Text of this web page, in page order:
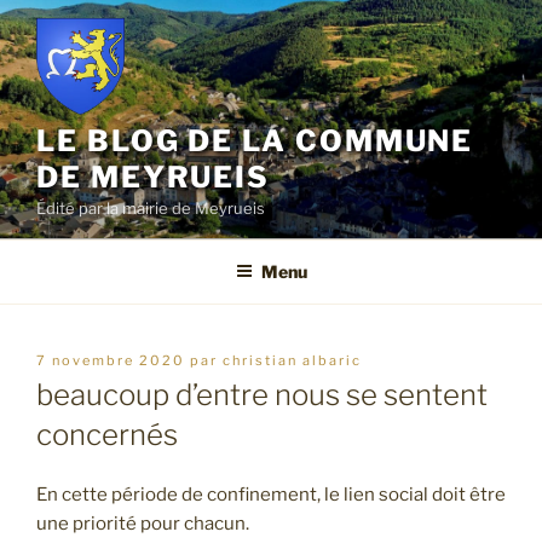
Aller
au
contenu
principal
LE BLOG DE LA COMMUNE
DE MEYRUEIS
Édité par la mairie de Meyrueis
Menu
publié
le
7 novembre 2020 par christian albaric
beaucoup d’entre nous se sentent
concernés
En cette période de confinement, le lien social doit être
une priorité pour chacun.